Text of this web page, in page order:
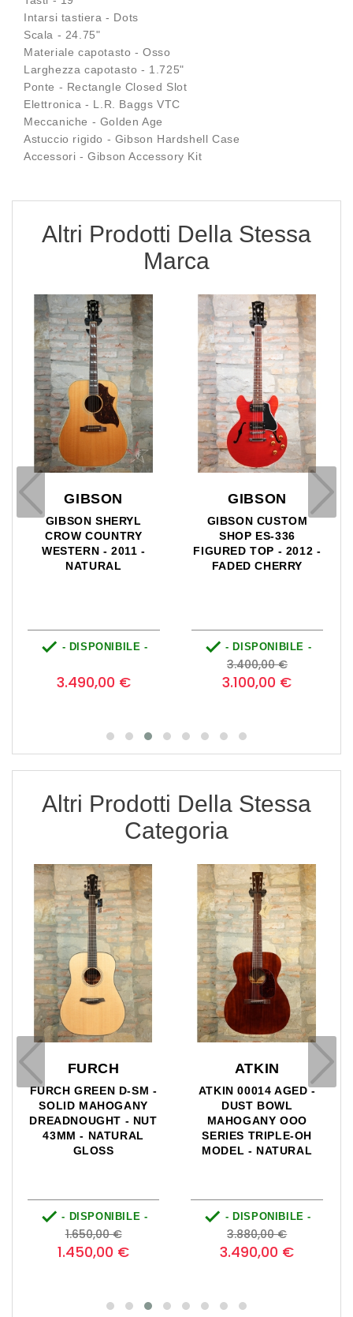
Intarsi tastiera - Dots
Scala - 24.75"
Materiale capotasto - Osso
Larghezza capotasto - 1.725"
Ponte - Rectangle Closed Slot
Elettronica - L.R. Baggs VTC
Meccaniche - Golden Age
Astuccio rigido - Gibson Hardshell Case
Accessori - Gibson Accessory Kit
Altri Prodotti Della Stessa
Marca
GIBSON
GIBSON SHERYL
CROW COUNTRY
WESTERN - 2011 -
NATURAL
 - DISPONIBILE -
3.490,00 €
GIBSON
GIBSON CUSTOM
SHOP ES-336
FIGURED TOP - 2012 -
FADED CHERRY
 - DISPONIBILE -
Prezzo
base
3.400,00 €Prezzo
3.100,00 €
Altri Prodotti Della Stessa
Categoria
FURCH
FURCH GREEN D-SM -
SOLID MAHOGANY
DREADNOUGHT - NUT
43MM - NATURAL
GLOSS
 - DISPONIBILE -
Prezzo
base
1.650,00 €Prezzo
1.450,00 €
ATKIN
ATKIN 00014 AGED -
DUST BOWL
MAHOGANY OOO
SERIES TRIPLE-OH
MODEL - NATURAL
 - DISPONIBILE -
Prezzo
base
3.880,00 €Prezzo
3.490,00 €